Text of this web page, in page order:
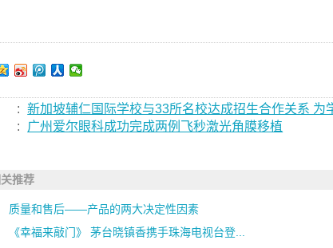
:
新加坡辅仁国际学校与33所名校达成招生合作关系 为
:
广州爱尔眼科成功完成两例飞秒激光角膜移植
推荐
质量和售后——产品的两大决定性因素
《幸福来敲门》 茅台晓镇香携手珠海电视台登...